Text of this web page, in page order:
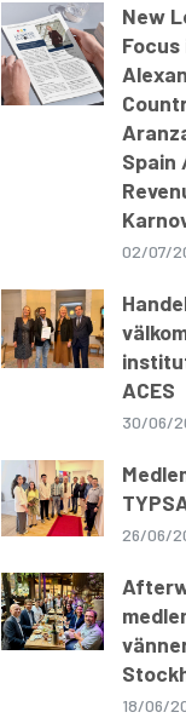
New
Spain
02/07/
ACES
30/06/
26/06/
18/06/